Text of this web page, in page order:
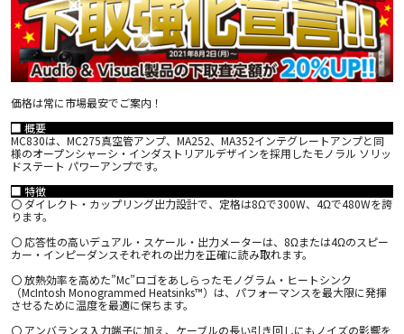
価格は常に市場最安でご案内！
■ 概要
MC830は、MC275真空管アンプ、MA252、MA352インテグレートアンプと同
様のオープンシャーシ・インダストリアルデザインを採用したモノラル ソリッ
ドステート パワーアンプです。
■ 特徴
〇 ダイレクト・カップリング出力設計で、定格は8Ωで300W、4Ωで480Wを誇
ります。
〇 応答性の高いデュアル・スケール・出力メーターは、8Ωまたは4Ωのスピー
カー・インピーダンスそれぞれの出力を正確に読み取れます。
〇 放熱効率を高めた”Mc”ロゴをあしらったモノグラム・ヒートシンク
（McIntosh Monogrammed Heatsinks™）は、パフォーマンスを最大限に発揮
させるために温度を最適に保ちます。
〇 アンバランス入力端子に加え、ケーブルの長い引き回しにもノイズの影響を